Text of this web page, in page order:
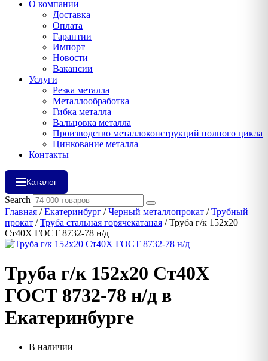
О компании
Доставка
Оплата
Гарантии
Импорт
Новости
Вакансии
Услуги
Резка металла
Металлообработка
Гибка металла
Вальцовка металла
Производство металлоконструкций полного цикла
Цинкование металла
Контакты
Каталог
Search
Главная /Екатеринбург /Черный металлопрокат /Трубный
прокат /Труба стальная горячекатаная / Труба г/к 152х20
Ст40Х ГОСТ 8732-78 н/д
Труба г/к 152х20 Ст40Х
ГОСТ 8732-78 н/д в
Екатеринбурге
В наличии